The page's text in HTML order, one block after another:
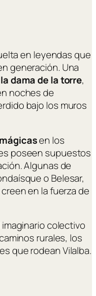
en leyendas que
generación. Una
la dama de la torre,
noches de
bajo los muros
en los
poseen supuestos
Algunas de
o Belesar,
en la fuerza de
colectivo
rurales, los
que rodean Vilalba.